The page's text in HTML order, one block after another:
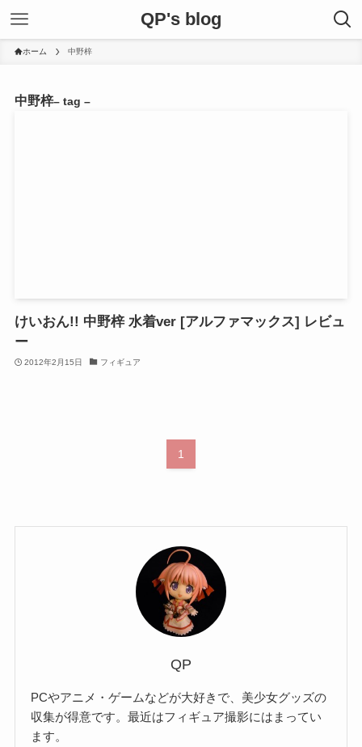
QP's blog
ホーム 中野梓
中野梓– tag –
けいおん!! 中野梓 水着ver [アルファマックス] レビュ
ー
2012年2月15日 フィギュア
1
QP
PCやアニメ・ゲームなどが大好きで、美少女グッズの
収集が得意です。最近はフィギュア撮影にはまってい
ます。